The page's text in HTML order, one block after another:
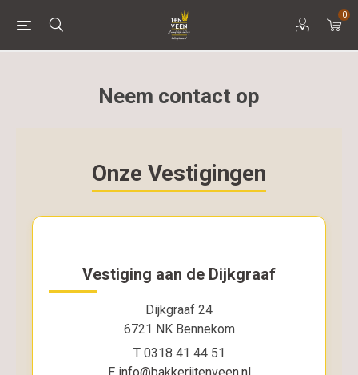
0
Neem contact op
Onze Vestigingen
Vestiging aan de Dijkgraaf
Dijkgraaf 24
6721 NK Bennekom
T 0318 41 44 51